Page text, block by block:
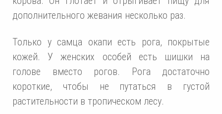
дополнительного жевания несколько раз.
Только у самца окапи есть рога, покрытые
кожей. У женских особей есть шишки на
голове вместо рогов. Рога достаточно
короткие, чтобы не путаться в густой
растительности в тропическом лесу.